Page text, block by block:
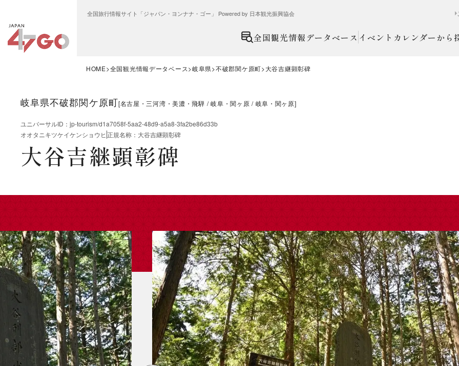
全国旅行情報サイト「ジャパン・ヨンナナ・ゴー」 Powered by 日本観光振興協会
全国観光情報データベース イベントカレンダーから
HOME 全国観光情報データベース 岐阜県 不破郡関ケ原町 大谷吉継顕彰碑
岐阜県不破郡関ケ原町[名古屋・三河湾・美濃・飛騨 岐阜・関ヶ原 岐阜・関ヶ原]
ユニバーサルID ： jp-tourism/d1a7058f-5aa2-48d9-a5a8-3fa2be86d33b
オオタニキツケイケンショウヒ正規名称 ： 大谷吉継顕彰碑
大谷吉継顕彰碑